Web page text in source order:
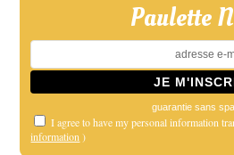
Paulette
guarantie sans
I agree to have my personal information
information)